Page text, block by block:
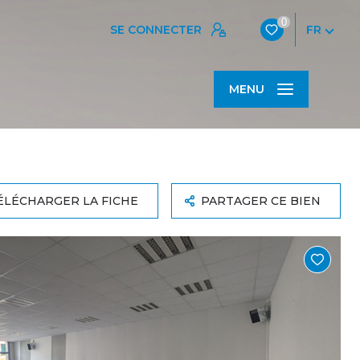
SE CONNECTER
0
FR
MENU
LA FICHE PARTAGER CE BIEN